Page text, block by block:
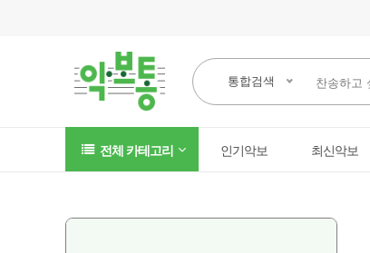
통합검색
전체 카테고리 인기악보 최신악보